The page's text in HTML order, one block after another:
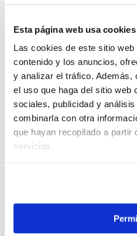
Esta página web usa cookies
Las cookies de este sitio
contenido y los anuncios,
y analizar el tráfico. Además,
el uso que haga del sitio web
sociales, publicidad y
combinarla con otra
que hayan recopilado a partir
servicios.
Este paquete incluye
los músicos tengan
cualquier situación. Con
estas uñetas son
prefieren una
respuesta firme al tocar.
La superficie
evita el deslizamiento no
sesiones de práctica o
Independientemente de
poderosos o solos